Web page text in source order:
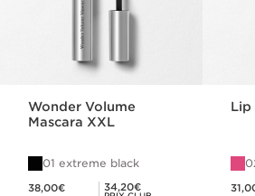
Wonder Volume
Mascara XXL
01 extreme black
38,00€ Prix Club Clarins 34,20€
34,20€
Lip